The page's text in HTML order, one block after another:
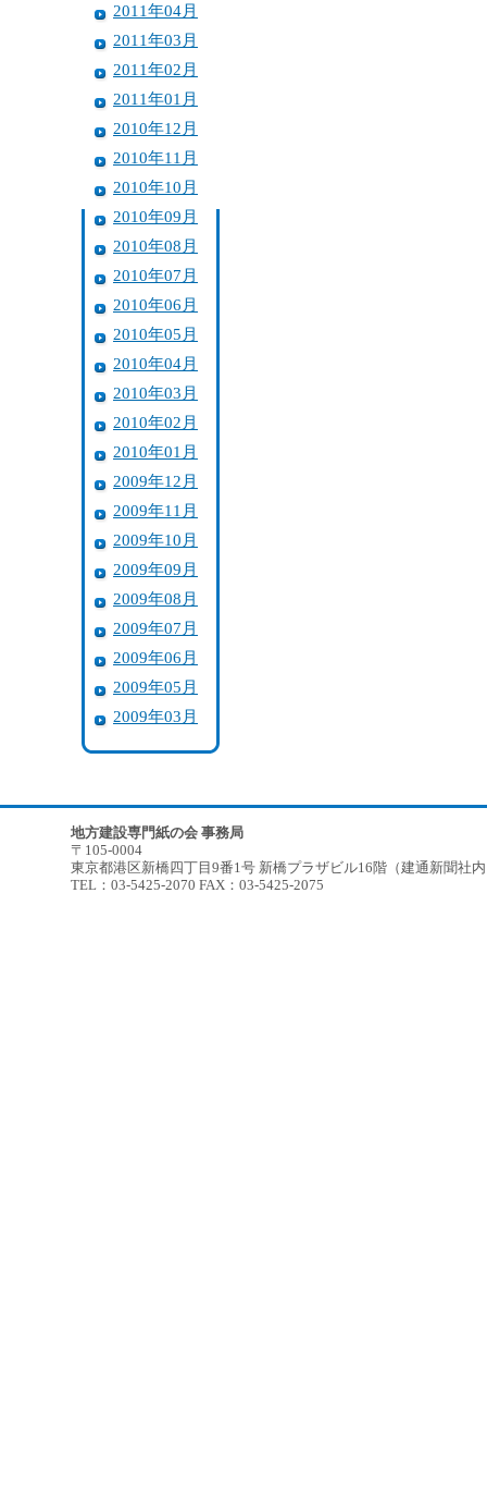
2011年04月
2011年03月
2011年02月
2011年01月
2010年12月
2010年11月
2010年10月
2010年09月
2010年08月
2010年07月
2010年06月
2010年05月
2010年04月
2010年03月
2010年02月
2010年01月
2009年12月
2009年11月
2009年10月
2009年09月
2009年08月
2009年07月
2009年06月
2009年05月
2009年03月
地方建設専門紙の会 事務局
〒105-0004
東京都港区新橋四丁目9番1号 新橋プラザビル16階（建通新聞社
TEL：03-5425-2070 FAX：03-5425-2075